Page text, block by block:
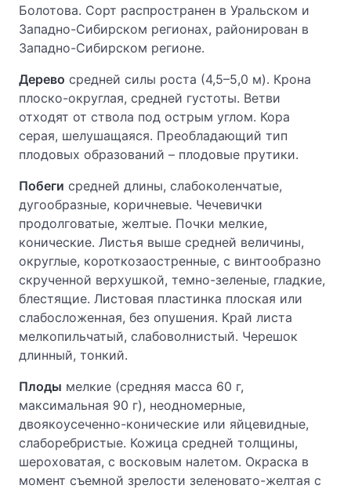
Болотова. Сорт распространен в Уральском и
Западно-Сибирском регионах, районирован в
Западно-Сибирском регионе.
Дерево средней силы роста (4,5–5,0 м). Крона
плоско-округлая, средней густоты. Ветви
отходят от ствола под острым углом. Кора
серая, шелушащаяся. Преобладающий тип
плодовых образований – плодовые прутики.
Побеги средней длины, слабоколенчатые,
дугообразные, коричневые. Чечевички
продолговатые, желтые. Почки мелкие,
конические. Листья выше средней величины,
округлые, короткозаостренные, с винтообразно
скрученной верхушкой, темно-зеленые, гладкие,
блестящие. Листовая пластинка плоская или
слабосложенная, без опушения. Край листа
мелкопильчатый, слабоволнистый. Черешок
длинный, тонкий.
Плоды мелкие (средняя масса 60 г,
максимальная 90 г), неодномерные,
двоякоусеченно-конические или яйцевидные,
слаборебристые. Кожица средней толщины,
шероховатая, с восковым налетом. Окраска в
момент съемной зрелости зеленовато-желтая с